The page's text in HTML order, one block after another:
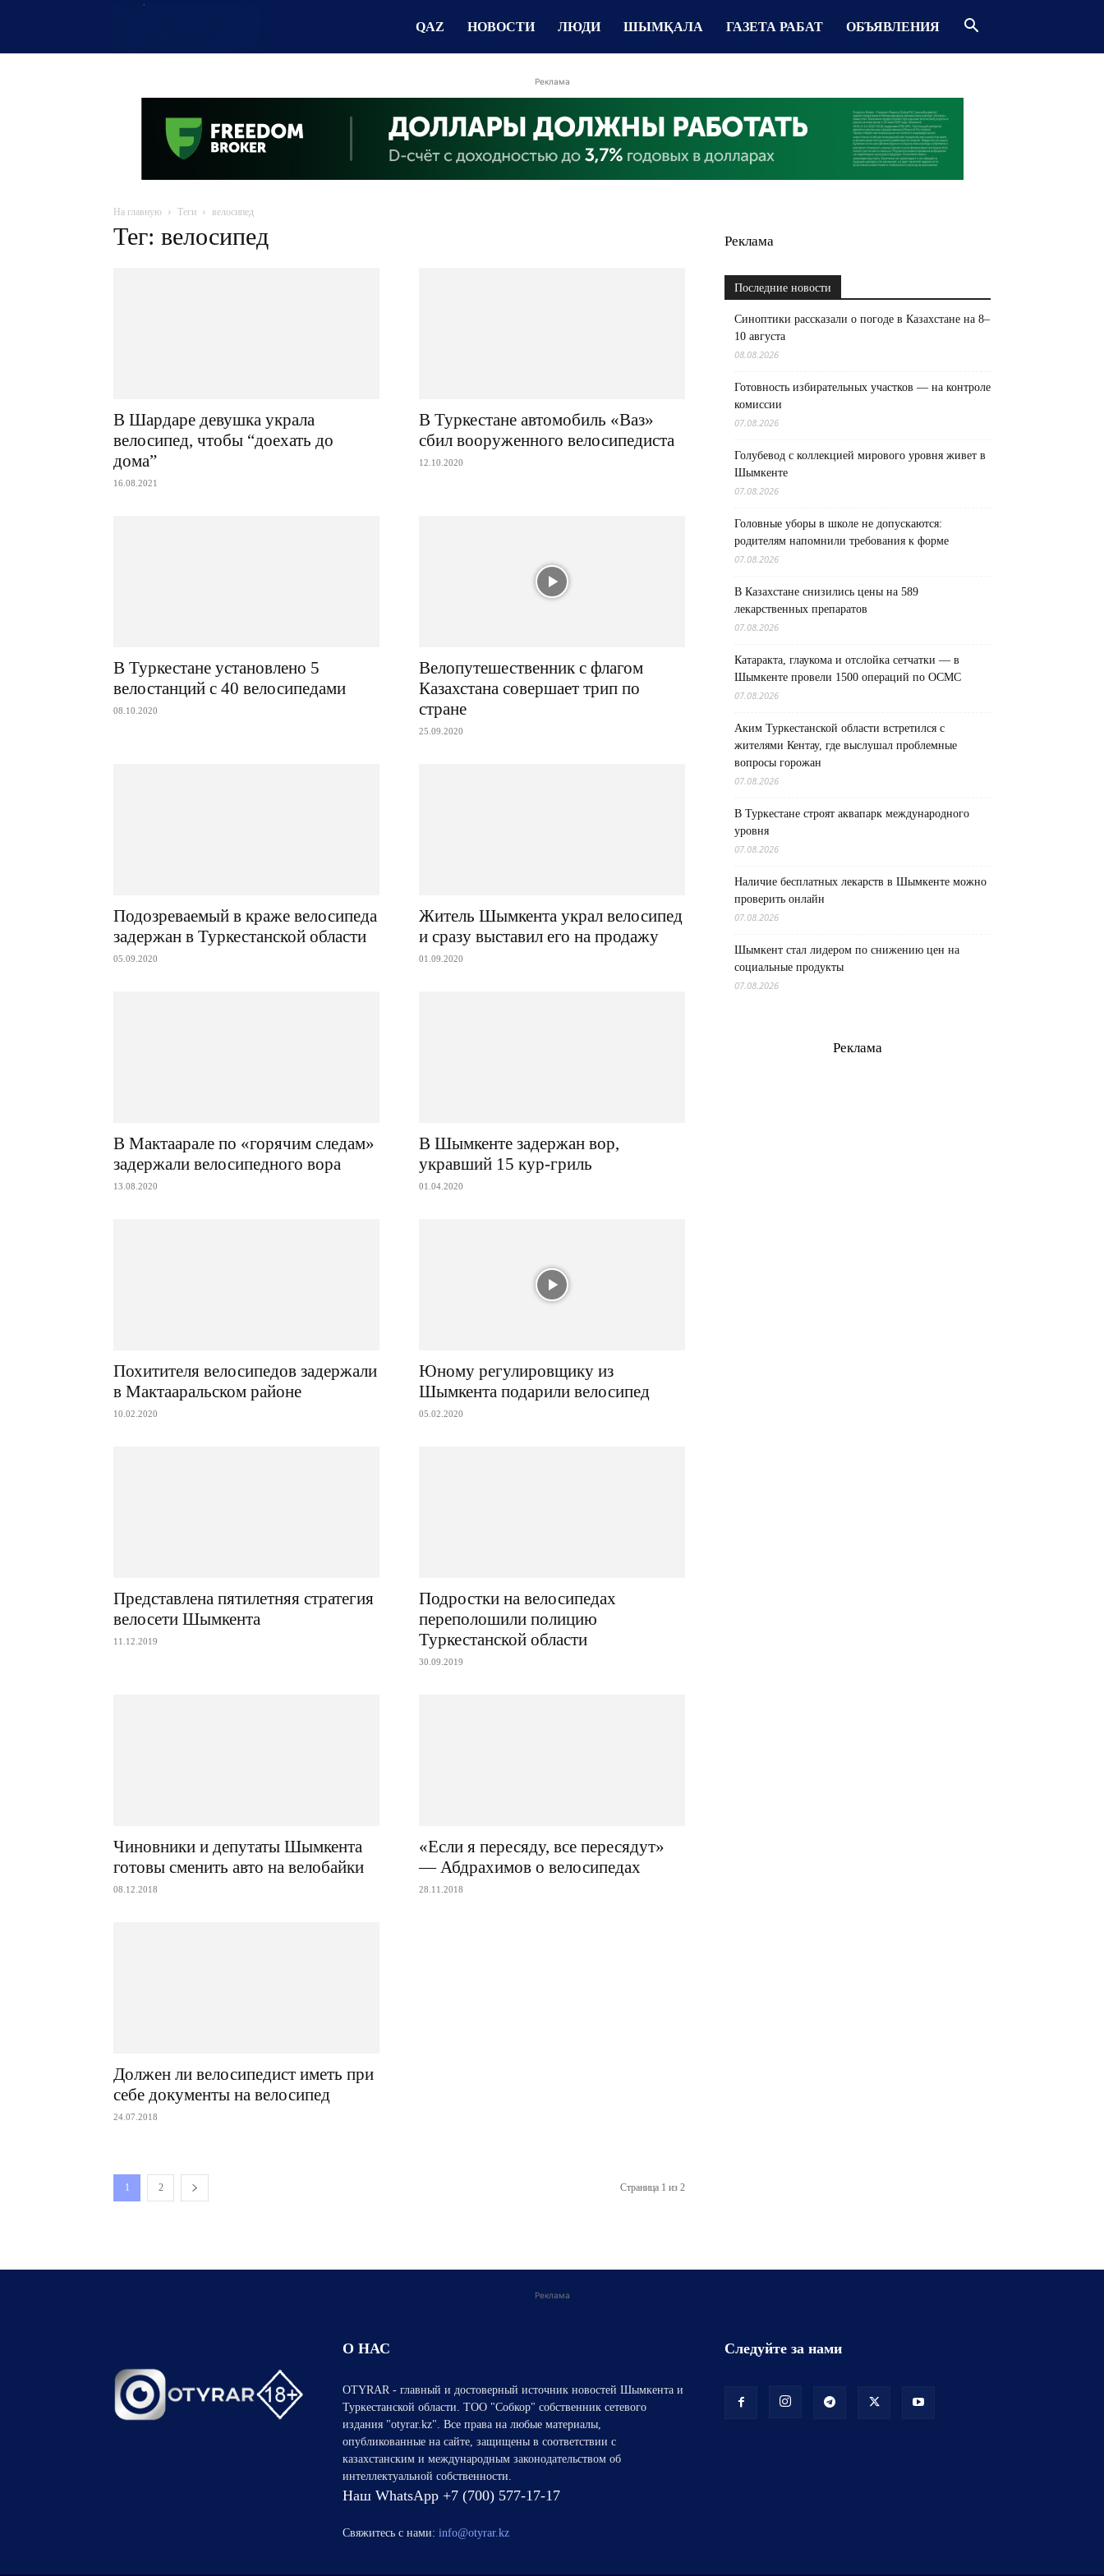
QAZ НОВОСТИ ЛЮДИ ШЫМҚАЛА ГАЗЕТА РАБАТ ОБЪЯВЛЕНИЯ
Реклама
На главную Теги велосипед
Тег: велосипед
В Шардаре девушка украла
велосипед, чтобы “доехать до
дома”
16.08.2021
В Туркестане автомобиль «Ваз»
сбил вооруженного велосипедиста
12.10.2020
В Туркестане установлено 5
велостанций с 40 велосипедами
08.10.2020
Велопутешественник с флагом
Казахстана совершает трип по
стране
25.09.2020
Подозреваемый в краже велосипеда
задержан в Туркестанской области
05.09.2020
Житель Шымкента украл велосипед
и сразу выставил его на продажу
01.09.2020
В Мактаарале по «горячим следам»
задержали велосипедного вора
13.08.2020
В Шымкенте задержан вор,
укравший 15 кур-гриль
01.04.2020
Похитителя велосипедов задержали
в Мактааральском районе
10.02.2020
Юному регулировщику из
Шымкента подарили велосипед
05.02.2020
Представлена пятилетняя стратегия
велосети Шымкента
11.12.2019
Подростки на велосипедах
переполошили полицию
Туркестанской области
30.09.2019
Чиновники и депутаты Шымкента
готовы сменить авто на велобайки
08.12.2018
«Если я пересяду, все пересядут»
— Абдрахимов о велосипедах
28.11.2018
Должен ли велосипедист иметь при
себе документы на велосипед
24.07.2018
1 2 Страница 1 из 2
Реклама
Последние новости
Синоптики рассказали о погоде в Казахстане на 8–
10 августа
08.08.2026
Готовность избирательных участков — на контроле
комиссии
07.08.2026
Голубевод с коллекцией мирового уровня живет в
Шымкенте
07.08.2026
Головные уборы в школе не допускаются:
родителям напомнили требования к форме
07.08.2026
В Казахстане снизились цены на 589
лекарственных препаратов
07.08.2026
Катаракта, глаукома и отслойка сетчатки — в
Шымкенте провели 1500 операций по ОСМС
07.08.2026
Аким Туркестанской области встретился с
жителями Кентау, где выслушал проблемные
вопросы горожан
07.08.2026
В Туркестане строят аквапарк международного
уровня
07.08.2026
Наличие бесплатных лекарств в Шымкенте можно
проверить онлайн
07.08.2026
Шымкент стал лидером по снижению цен на
социальные продукты
07.08.2026
Реклама
Реклама
О НАС
OTYRAR - главный и достоверный источник новостей Шымкента и
Туркестанской области. ТОО "Собкор" собственник сетевого
издания "otyrar.kz". Все права на любые материалы,
опубликованные на сайте, защищены в соответствии с
казахстанским и международным законодательством об
интеллектуальной собственности.
Наш WhatsApp +7 (700) 577-17-17
Свяжитесь с нами: info@otyrar.kz
Следуйте за нами